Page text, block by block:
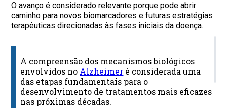
O avanço é considerado relevante porque pode abrir
caminho para novos biomarcadores e futuras estratégias
terapêuticas direcionadas às fases iniciais da doença.
A compreensão dos mecanismos biológicos
envolvidos no Alzheimer é considerada uma
das etapas fundamentais para o
desenvolvimento de tratamentos mais eficazes
nas próximas décadas.